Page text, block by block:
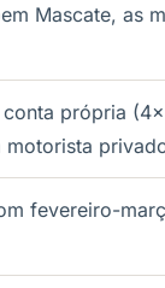
Mascate, as
própria
motorista
fevereiro-